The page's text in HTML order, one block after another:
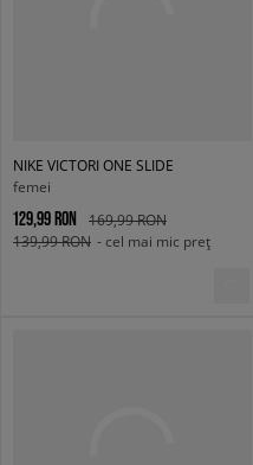
NIKE VICTORI ONE SLIDE
femei
129,99 RON
169,99 RON
139,99 RON - cel mai mic preț